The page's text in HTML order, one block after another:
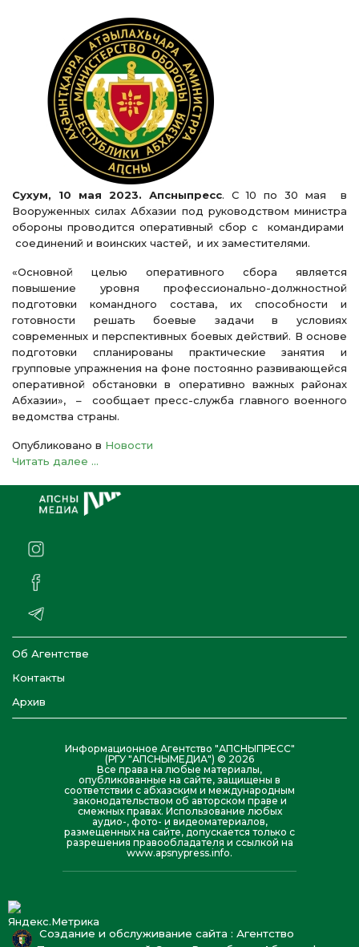
Сухум, 10 мая 2023. Апсныпресс. С 10 по 30 мая в
Вооруженных силах Абхазии под руководством министра
обороны проводится оперативный сбор с командирами
соединений и воинских частей, и их заместителями.
«Основной целью оперативного сбора является
повышение уровня профессионально-должностной
подготовки командного состава, их способности и
готовности решать боевые задачи в условиях
современных и перспективных боевых действий. В основе
подготовки спланированы практические занятия и
групповые упражнения на фоне постоянно развивающейся
оперативной обстановки в оперативно важных районах
Абхазии», – сообщает пресс-служба главного военного
ведомства страны.
Опубликовано в Новости
Читать далее ...
Об Агентстве
Контакты
Архив
Информационное Агентство "АПСНЫПРЕСС"
(РГУ "АПСНЫМЕДИА") © 2026
Все права на любые материалы,
опубликованные на сайте, защищены в
соответствии с абхазским и международным
законодательством об авторском праве и
смежных правах. Использование любых
аудио-, фото- и видеоматериалов,
размещенных на сайте, допускается только с
разрешения правообладателя и ссылкой на
www.apsnypress.info.
Создание и обслуживание сайта : Агентство